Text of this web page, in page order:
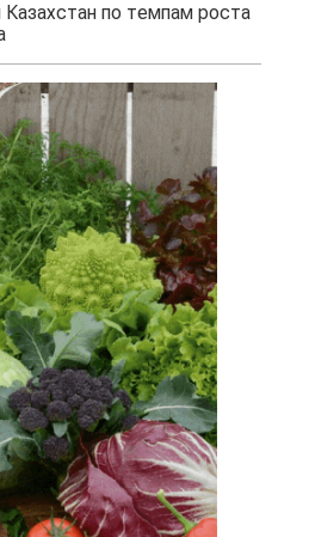
по темпам роста